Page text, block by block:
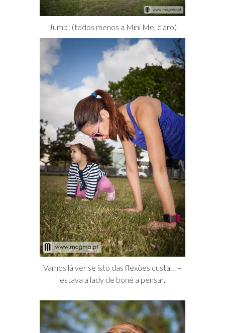
Jump! (todos menos a Mini Me, claro)
Vamos lá ver se isto das flexões custa… –
estava a lady de boné a pensar.